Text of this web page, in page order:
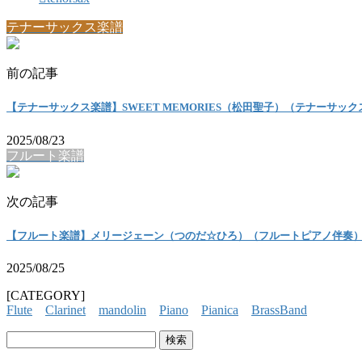
テナーサックス楽譜
前の記事
【テナーサックス楽譜】SWEET MEMORIES（松田聖子）（テナーサック
2025/08/23
フルート楽譜
次の記事
【フルート楽譜】メリージェーン（つのだ☆ひろ）（フルートピアノ伴奏）
2025/08/25
[CATEGORY]
Flute
Clarinet mandolin Piano Pianica
BrassBand